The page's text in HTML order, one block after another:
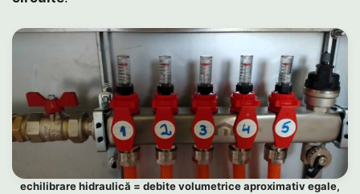
echilibrare hidraulică = debite volumetrice aproximativ egale,